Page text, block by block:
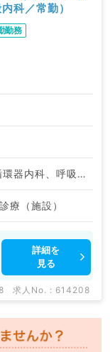
科／常勤）
勤務
神経内科、一般内科、循環器内科、呼吸器内科、消化器内科、内分泌・代謝内科、腎臓内科、老年内科、外科系全般、一般外科、膠原病科
療（施設）
詳細を
見る
求人No. : 614208